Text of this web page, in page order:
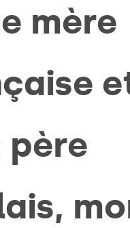
mère
père